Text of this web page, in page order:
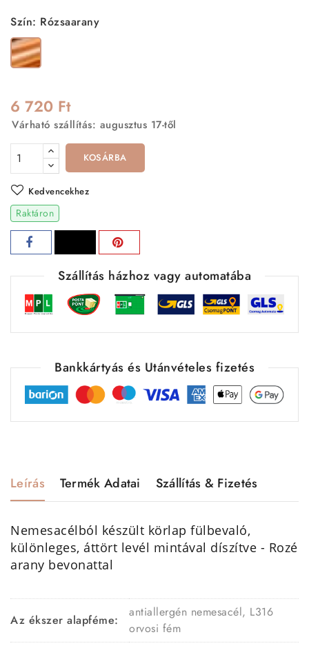
Szín: Rózsaarany
Rózsaarany
6 720 Ft
Várható szállítás: augusztus 17-től
KOSÁRBA
Kedvencekhez
Raktáron
Szállítás házhoz vagy automatába
Bankkártyás és Utánvételes fizetés
Leírás Termék Adatai Szállítás & Fizetés
Nemesacélból készült körlap fülbevaló,
különleges, áttört levél mintával díszítve - Rozé
arany bevonattal
Az ékszer alapféme:
antiallergén nemesacél, L316
orvosi fém